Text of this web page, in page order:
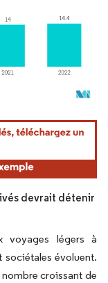
une attribution sous CC BY
devrait détenir
voyages légers à
sociétales évoluent.
croissant de